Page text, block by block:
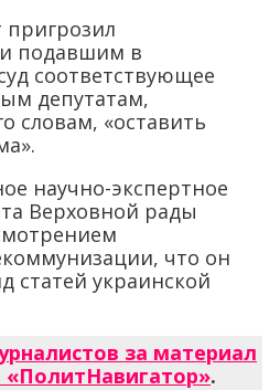
пригрозил
подавшим в
соответствующее
депутатам,
словам, «оставить
научно-экспертное
Верховной рады
что он
статей украинской
за материал
.